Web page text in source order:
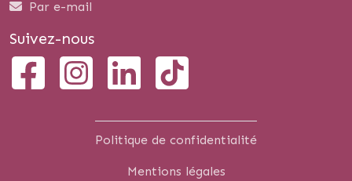
Par e-mail
Suivez-nous
Politique de confidentialité
Mentions légales